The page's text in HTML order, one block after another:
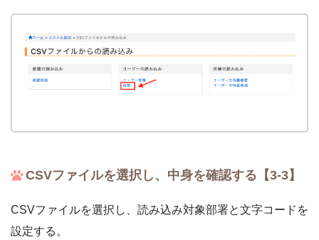
CSVファイルを選択し、中身を確認する【3-3】
CSVファイルを選択し、読み込み対象部署と文字コードを
設定する。